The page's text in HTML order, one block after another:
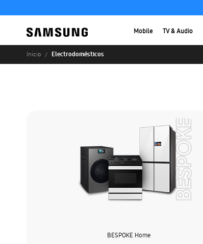
Mobile TV & Audio
Inicio Electrodomésticos
BESPOKE Home